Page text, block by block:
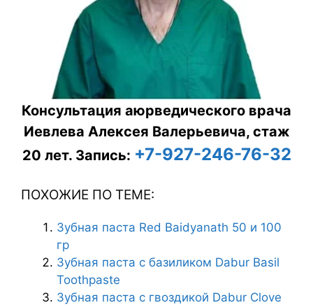
Консультация аюрведического врача
Иевлева Алексея Валерьевича, стаж
20 лет. Запись: +7-927-246-76-32
ПОХОЖИЕ ПО ТЕМЕ:
Зубная паста Red Baidyanath 50 и 100
гр
Зубная паста с базиликом Dabur Basil
Toothpaste
Зубная паста с гвоздикой Dabur Clove